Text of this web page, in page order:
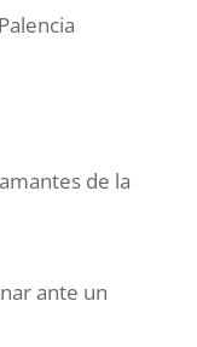
de la
ante un